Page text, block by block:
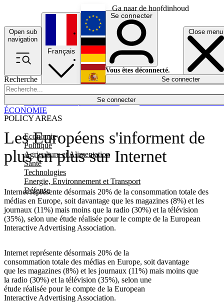
Ga naar de hoofdinhoud
Open sub
navigation
Close menu
Recherche
Se connecter
POLICY AREAS
Economie
Politique
Agriculture et Alimentation
Santé
Technologies
Energie, Environnement et Transport
Défense
Économie
Français
English
Deutsch
Español
Se connecter
Vous êtes déconnecté.
Se connecter
Les Européens s'informent de
plus en plus sur Internet
Internet représente désormais 20% de la consommation totale des
médias en Europe, soit davantage que les magazines (8%) et les
journaux (11%) mais moins que la radio (30%) et la télévision
(35%), selon une étude réalisée pour le compte de la European
Interactive Advertising Association.
ÉCONOMIE
Internet représente désormais 20% de la
consommation totale des médias en Europe, soit davantage
que les magazines (8%) et les journaux (11%) mais moins que
la radio (30%) et la télévision (35%), selon une
étude réalisée pour le compte de la European
Interactive Advertising Association.